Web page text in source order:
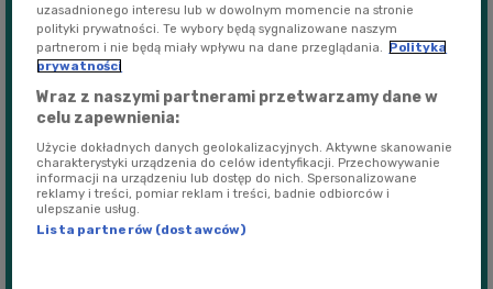
58:52
Lista Przebojów Polskiego Radia Dzieciom
- Notowanie 269
59:08
Lista Przebojów Polskiego Radia Dzieciom
- Notowanie 268
59:40
Lista Przebojów Polskiego Radia Dzieciom
uzasadnionego interesu lub w dowolnym momencie na stronie
polityki prywatności. Te wybory będą sygnalizowane naszym
partnerom i nie będą miały wpływu na dane przeglądania. Polityka
prywatności
Wraz z naszymi partnerami przetwarzamy dane w
celu zapewnienia:
Użycie dokładnych danych geolokalizacyjnych. Aktywne skanowanie
charakterystyki urządzenia do celów identyfikacji. Przechowywanie
informacji na urządzeniu lub dostęp do nich. Spersonalizowane
reklamy i treści, pomiar reklam i treści, badnie odbiorców i
ulepszanie usług.
Lista partnerów (dostawców)